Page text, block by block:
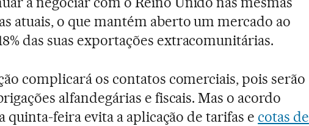
atuais, o que mantém aberto um mercado ao
das suas exportações extracomunitárias.
complicará os contatos comerciais, pois serão
alfandegárias e fiscais. Mas o acordo
quinta-feira evita a aplicação de tarifas e cotas de